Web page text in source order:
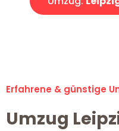
Erfahrene & günstige
Umzug